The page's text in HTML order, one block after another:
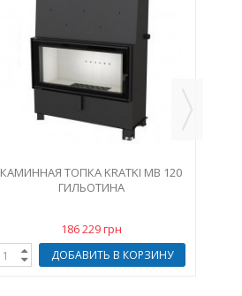
КАМИННАЯ ТОПКА KRATKI MB 120
ГИЛЬОТИНА
186 229 грн
ДОБАВИТЬ В КОРЗИНУ